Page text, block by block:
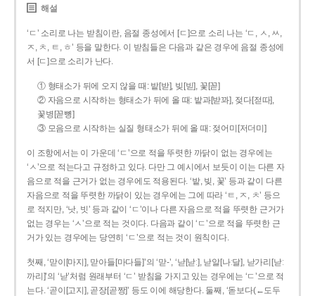
해설
‘ㄷ’ 소리로 나는 받침이란, 음절 종성에서 [ㄷ]으로 소리 나는 ‘ㄷ, ㅅ, ㅆ,
ㅈ, ㅊ, ㅌ, ㅎ’ 등을 말한다. 이 받침들은 다음과 같은 경우에 음절 종성에
서 [ㄷ]으로 소리가 난다.
① 형태소가 뒤에 오지 않을 때: 밭[받], 빚[빋], 꽃[꼳]
② 자음으로 시작하는 형태소가 뒤에 올 때: 밭과[받꽈], 젖다[젇따],
꽃병[꼳뼝]
③ 모음으로 시작하는 실질 형태소가 뒤에 올 때: 젖어미[저더미]
이 조항에서는 이 가운데 ‘ㄷ’으로 적을 뚜렷한 까닭이 없는 경우에는
‘ㅅ’으로 적는다고 규정하고 있다. 다만 그 예시에서 보듯이 이는 다른 자
음으로 적을 근거가 없는 경우에도 적용된다. ‘밭, 빚, 꽃’ 등과 같이 다른
자음으로 적을 뚜렷한 까닭이 있는 경우에는 그에 따라 ‘ㅌ, ㅈ, ㅊ’ 등으
로 적지만, ‘낫, 빗’ 등과 같이 ‘ㄷ’이나 다른 자음으로 적을 뚜렷한 근거가
없는 경우는 ‘ㅅ’으로 적는 것이다. 다음과 같이 ‘ㄷ’으로 적을 뚜렷한 근
거가 있는 경우에는 당연히 ‘ㄷ’으로 적는 것이 원칙이다.
첫째, ‘맏이[마지], 맏아들[마다들]’의 ‘맏-’, ‘낟[낟ː], 낟알[나ː달], 낟가리[낟ː
까리]’의 ‘낟’처럼 원래부터 ‘ㄷ’ 받침을 가지고 있는 경우에는 ‘ㄷ’으로 적
는다. ‘곧이[고지], 곧장[곧짱]’ 등도 이에 해당한다. 둘째, ‘돋보다(←도두